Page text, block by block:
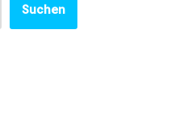
Suchen